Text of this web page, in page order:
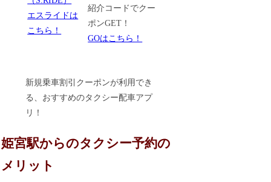
エスライドは
こちら！
紹介コードでクー
ポンGET！
GOはこちら！
新規乗車割引クーポンが利用でき
る、おすすめのタクシー配車アプ
リ！
姫宮駅からのタクシー予約の
メリット